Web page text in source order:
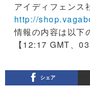
アイディフェンス
http://
情報の内容は以下
【12:17 GMT、03
シェア